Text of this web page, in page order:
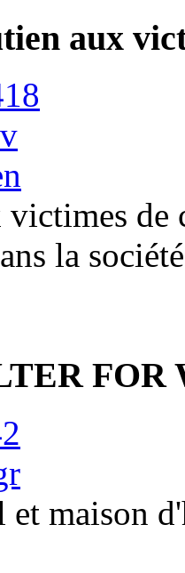
aux
victimes
la
FOR
et maison